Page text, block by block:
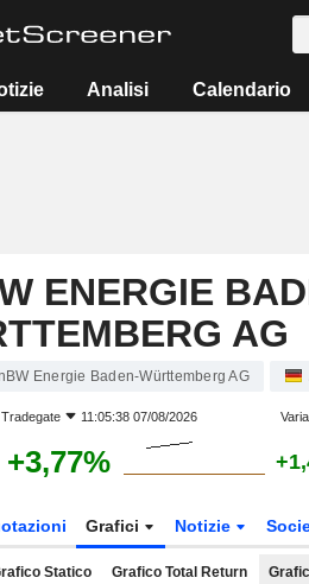
Analisi Calendario
ENERGIE
AG
Energie Baden-Württemberg AG
Tradegate 11:05:38 07/08/2026
+3,77%
Grafici Notizie
Statico Grafico Total Return